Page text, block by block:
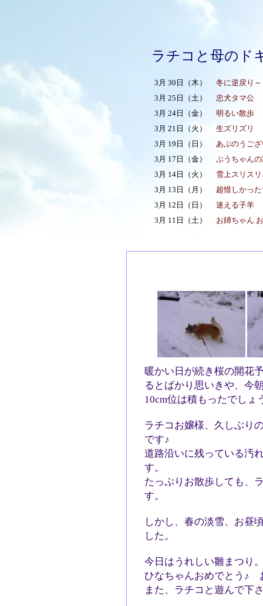
ラチコと母のド
3月 30日（木）
冬に逆戻り～
3月 25日（土）
忠犬タマ公
3月 24日（金）
明るい散歩
3月 21日（火）
生ズリズリ
3月 19日（日）
あぶのうご
3月 17日（金）
ぶうちゃん
3月 14日（火）
雪上スリス
3月 13日（月）
超惜しかっ
3月 12日（日）
迷える子羊
3月 11日（土）
お姉ちゃん
暖かい日が続き桜の開花
るとばかり思いきや、今
10cm位は積もったでしょ
ラチコお嬢様、久しぶり
です♪
道路沿いに残っている汚
す。
たっぷりお散歩しても、
す。
しかし、春の淡雪、お昼
した。
今日はうれしい雛まつ
ひなちゃんおめでとう♪
また、ラチコと遊んで